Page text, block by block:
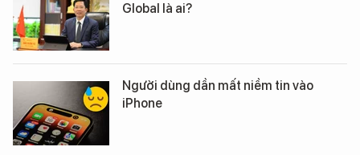
Global là ai?
Người dùng dần mất niềm tin vào
iPhone